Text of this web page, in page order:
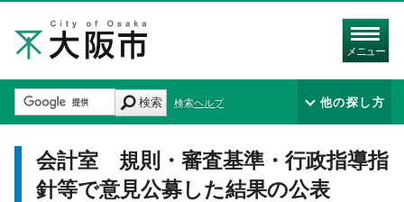
メニュー
検索 検索ヘルプ 他の探し方
会計室 規則・審査基準・行政指導指
針等で意見公募した結果の公表